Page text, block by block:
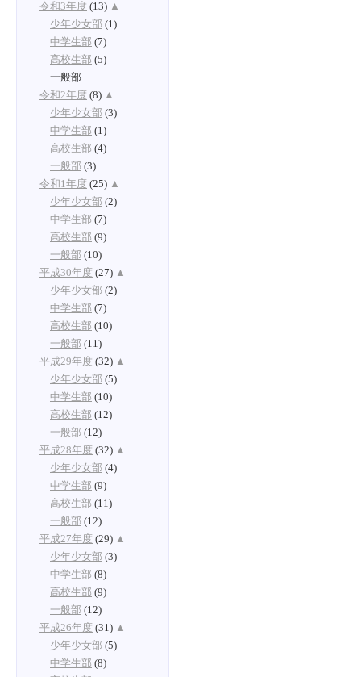
令和3年度 (13) ▲
少年少女部 (1)
中学生部 (7)
高校生部 (5)
一般部
令和2年度 (8) ▲
少年少女部 (3)
中学生部 (1)
高校生部 (4)
一般部 (3)
令和1年度 (25) ▲
少年少女部 (2)
中学生部 (7)
高校生部 (9)
一般部 (10)
平成30年度 (27) ▲
少年少女部 (2)
中学生部 (7)
高校生部 (10)
一般部 (11)
平成29年度 (32) ▲
少年少女部 (5)
中学生部 (10)
高校生部 (12)
一般部 (12)
平成28年度 (32) ▲
少年少女部 (4)
中学生部 (9)
高校生部 (11)
一般部 (12)
平成27年度 (29) ▲
少年少女部 (3)
中学生部 (8)
高校生部 (9)
一般部 (12)
平成26年度 (31) ▲
少年少女部 (5)
中学生部 (8)